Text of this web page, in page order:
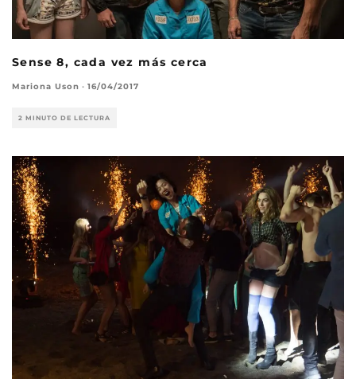
Sense 8, cada vez más cerca
Mariona Uson · 16/04/2017
2 MINUTO DE LECTURA